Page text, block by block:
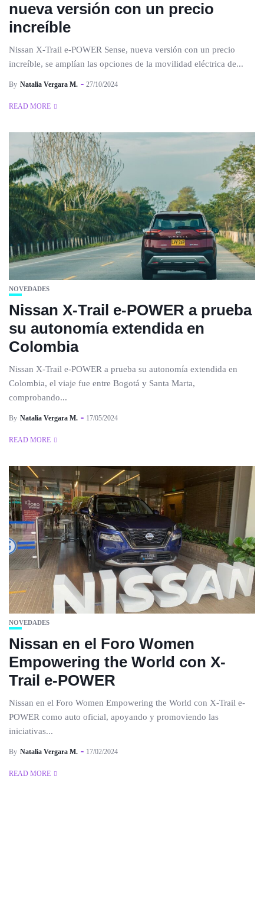
nueva versión con un precio
increíble
Nissan X-Trail e-POWER Sense, nueva versión con un precio
increíble, se amplían las opciones de la movilidad eléctrica de...
By Natalia Vergara M. 27/10/2024
READ MORE
NOVEDADES
Nissan X-Trail e-POWER a prueba
su autonomía extendida en
Colombia
Nissan X-Trail e-POWER a prueba su autonomía extendida en
Colombia, el viaje fue entre Bogotá y Santa Marta,
comprobando...
By Natalia Vergara M. 17/05/2024
READ MORE
NOVEDADES
Nissan en el Foro Women
Empowering the World con X-
Trail e-POWER
Nissan en el Foro Women Empowering the World con X-Trail e-
POWER como auto oficial, apoyando y promoviendo las
iniciativas...
By Natalia Vergara M. 17/02/2024
READ MORE